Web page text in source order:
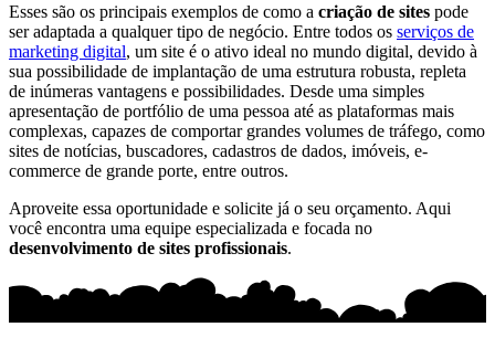
Esses são os principais exemplos de como a criação de sites pode
ser adaptada a qualquer tipo de negócio. Entre todos os serviços de
marketing digital, um site é o ativo ideal no mundo digital, devido à
sua possibilidade de implantação de uma estrutura robusta, repleta
de inúmeras vantagens e possibilidades. Desde uma simples
apresentação de portfólio de uma pessoa até as plataformas mais
complexas, capazes de comportar grandes volumes de tráfego, como
sites de notícias, buscadores, cadastros de dados, imóveis, e-
commerce de grande porte, entre outros.
Aproveite essa oportunidade e solicite já o seu orçamento. Aqui
você encontra uma equipe especializada e focada no
desenvolvimento de sites profissionais.